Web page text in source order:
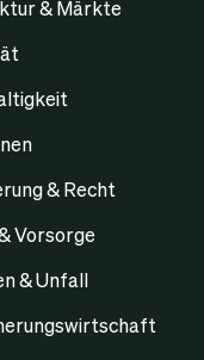
& Märkte
& Recht
Vorsorge
& Unfall